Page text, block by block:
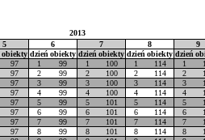
2013
5 6 7 8 9
obiekty dzień obiekty dzień obiekty dzień obiekty dzień
97 1 99 1 100 1 114 1
97 2 99 2 100 2 114 2
97 3 99 3 100 3 114 3
97 4 99 4 100 4 114 4
97 5 99 5 101 5 114 5
97 6 99 6 101 6 114 6
97 7 99 7 101 7 114 7
97 8 99 8 101 8 114 8